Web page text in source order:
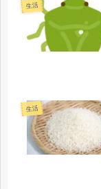
生活
生活